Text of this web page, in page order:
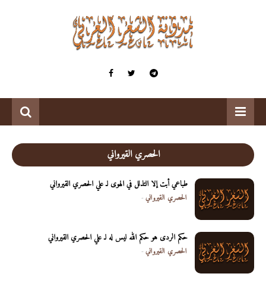
الحصري القيرواني
طباعي أبت إلا التذلل في الهوى لـ علي الحصري القيرواني
الحصري القيرواني-
حكم الردى هو حكم الله ليس له لـ علي الحصري القيرواني
الحصري القيرواني-